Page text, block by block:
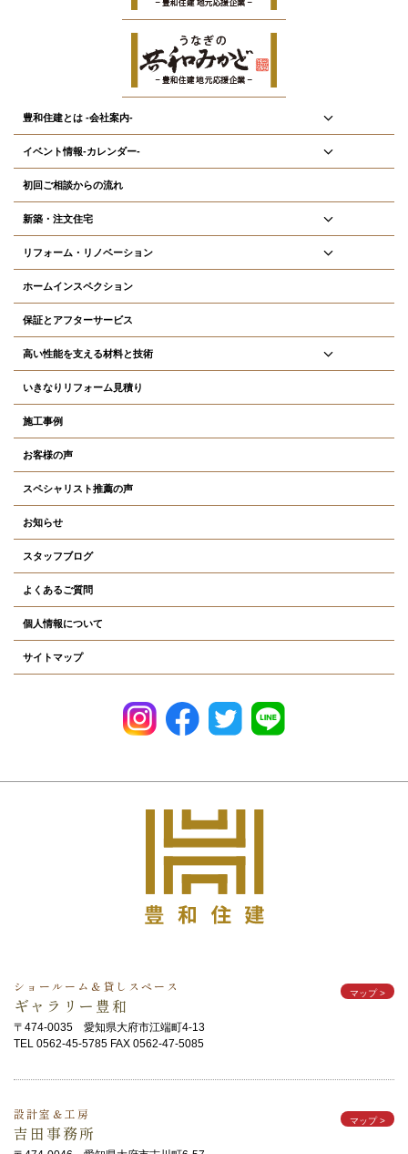
豊和住建とは -会社案内-
イベント情報-カレンダー-
初回ご相談からの流れ
新築・注文住宅
リフォーム・リノベーション
ホームインスペクション
保証とアフターサービス
高い性能を支える材料と技術
いきなりリフォーム見積り
施工事例
お客様の声
スペシャリスト推薦の声
お知らせ
スタッフブログ
よくあるご質問
個人情報について
サイトマップ
ショールーム＆貸しスペース
ギャラリー豊和
〒474-0035 愛知県大府市江端町4-13
TEL 0562-45-5785 FAX 0562-47-5085
マップ >
設計室＆工房
吉田事務所
マップ >